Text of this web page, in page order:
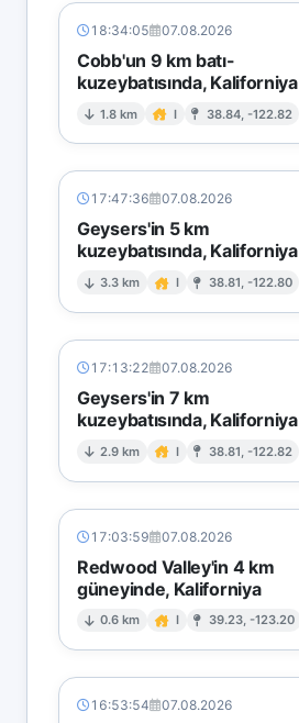
18:34:05 07.08.2026
Cobb'un 9 km batı-
kuzeybatısında, Kaliforniya
1.8 km I 38.84, -122.82
17:47:36 07.08.2026
Geysers'in 5 km
kuzeybatısında, Kaliforniya
3.3 km I 38.81, -122.80
17:13:22 07.08.2026
Geysers'in 7 km
kuzeybatısında, Kaliforniya
2.9 km I 38.81, -122.82
17:03:59 07.08.2026
Redwood Valley'in 4 km
güneyinde, Kaliforniya
0.6 km I 39.23, -123.20
16:53:54 07.08.2026